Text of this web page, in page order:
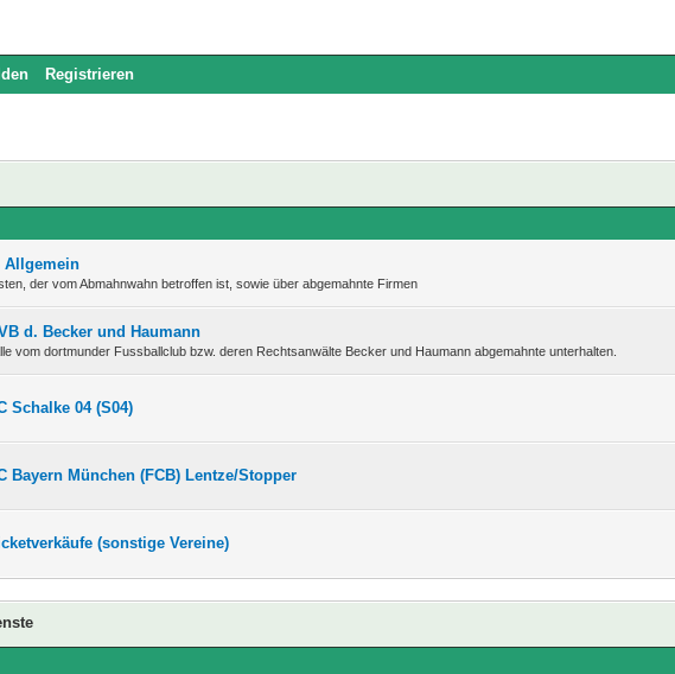
Registrieren
Allgemein
der vom Abmahnwahn betroffen ist, sowie über abgemahnte Firmen
d. Becker und Haumann
vom dortmunder Fussballclub bzw. deren Rechtsanwälte Becker und Haumann abgemahnte unterhalten.
Schalke 04 (S04)
Bayern München (FCB) Lentze/Stopper
(sonstige Vereine)